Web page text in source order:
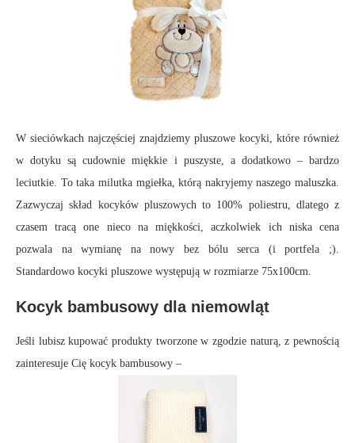
W sieciówkach najczęściej znajdziemy pluszowe kocyki, które również
w dotyku są cudownie miękkie i puszyste, a dodatkowo – bardzo
leciutkie. To taka milutka mgiełka, którą nakryjemy naszego maluszka.
Zazwyczaj skład kocyków pluszowych to 100% poliestru, dlatego z
czasem tracą one nieco na miękkości, aczkolwiek ich niska cena
pozwala na wymianę na nowy bez bólu serca (i portfela ;).
Standardowo kocyki pluszowe występują w rozmiarze 75x100cm.
Kocyk bambusowy dla niemowląt
Jeśli lubisz kupować produkty tworzone w zgodzie naturą, z pewnością
zainteresuje Cię kocyk bambusowy –